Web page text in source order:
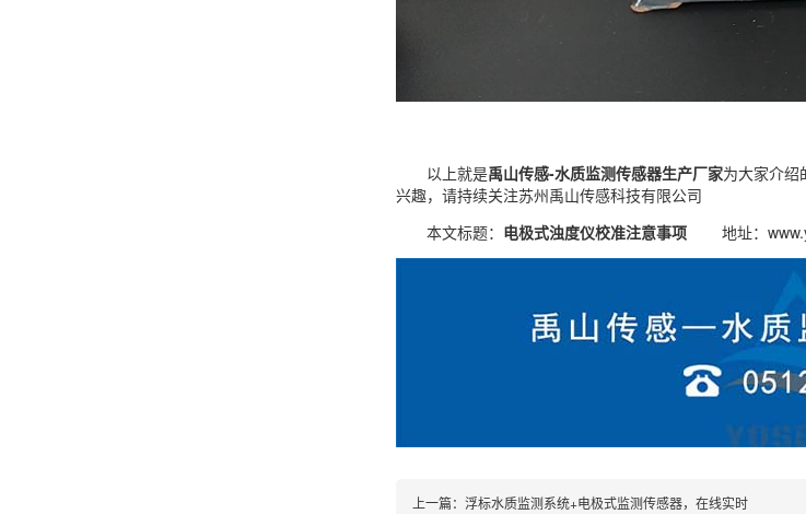
以上就是禹山传感-水质监测传感器生产厂家为大家介绍
兴趣，请持续关注苏州禹山传感科技有限公司
本文标题： 电极式浊度仪校准注意事项 地址：
上一篇： 浮标水质监测系统+电极式监测传感器，在线实时